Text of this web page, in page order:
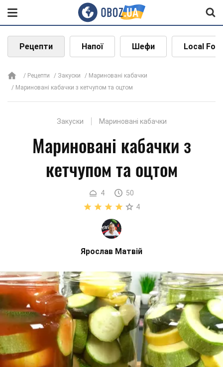
Рецепти Напої Шефи Local
Рецепти Закуски
Мариновані кабачки
Мариновані кабачки з кетчупом та оцтом
Закуски Мариновані кабачки
Мариновані кабачки з
кетчупом та оцтом
4
50
4
Ярослав Матвій